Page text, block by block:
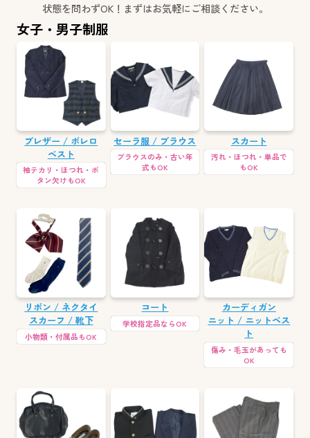
状態を問わずOK！まずはお気軽にご相談ください。
女子・男子制服
ブレザー / ボレロ
ベスト
袖テカリ・ほつれ・ボ
タン欠けもOK
セーラ服 / ブラウス
ブラウスのみ・古い年
式もOK
スカート
汚れ・ほつれ・単品で
もOK
リボン / ネクタイ
スカーフ / 靴下
小物類・付属品もOK
コート
学校指定品ならOK
カーディガン
ニット / ニットベス
ト
傷み・毛玉があっても
OK